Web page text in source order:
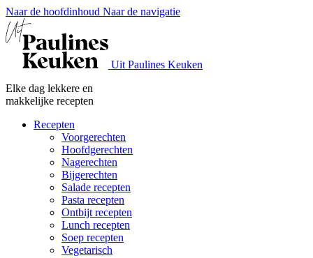
Naar de hoofdinhoud Naar de navigatie
Uit Paulines Keuken
Elke dag lekkere en
makkelijke recepten
Recepten
Voorgerechten
Hoofdgerechten
Nagerechten
Bijgerechten
Salade recepten
Pasta recepten
Ontbijt recepten
Lunch recepten
Soep recepten
Vegetarisch